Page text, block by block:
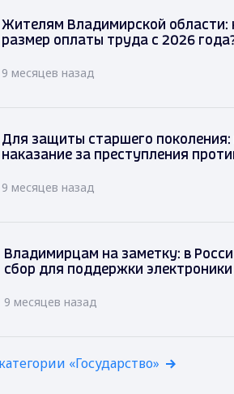
Жителям Владимирской области:
размер оплаты труда с 2026
9 месяцев назад
Для защиты старшего поколения:
наказание за преступления
9 месяцев назад
Владимирцам на заметку: в
сбор для поддержки электроники
9 месяцев назад
«Государство»